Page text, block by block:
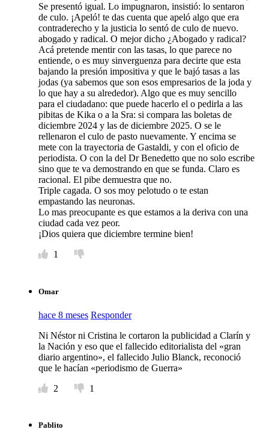
Se presentó igual. Lo impugnaron, insistió: lo sentaron
de culo. ¡Apeló! te das cuenta que apeló algo que era
contraderecho y la justicia lo sentó de culo de nuevo.
abogado y radical. O mejor dicho ¿Abogado y radical?
Acá pretende mentir con las tasas, lo que parece no
entiende, o es muy sinverguenza para decirte que esta
bajando la presión impositiva y que le bajó tasas a las
jodas (ya sabemos que son esos empresarios de la joda y
lo que hay a su alrededor). Algo que es muy sencillo
para el ciudadano: que puede hacerlo el o pedirla a las
pibitas de Kika o a la Sra: si compara las boletas de
diciembre 2024 y las de diciembre 2025. O se le
rellenaron el culo de pasto nuevamente. Y encima se
mete con la trayectoria de Gastaldi, y con el oficio de
periodista. O con la del Dr Benedetto que no solo escribe
sino que te va demostrando en que se funda. Claro es
racional. El pibe demuestra que no.
Triple cagada. O sos moy pelotudo o te estan
empastando las neuronas.
Lo mas preocupante es que estamos a la deriva con una
ciudad cada vez peor.
¡Dios quiera que diciembre termine bien!
1
Omar
hace 8 meses Responder
Ni Néstor ni Cristina le cortaron la publicidad a Clarín y
la Nación y eso que el fallecido editorialista del «gran
diario argentino», el fallecido Julio Blanck, reconoció
que le hacían «periodismo de Guerra»
2
1
Pablito